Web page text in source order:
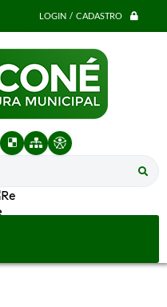
LOGIN / CADASTRO